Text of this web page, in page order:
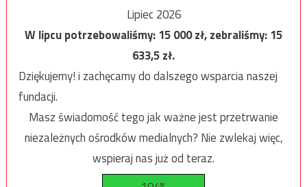
Lipiec 2026
W lipcu potrzebowaliśmy:15 000zł, zebraliśmy:15
633,5zł.
Dziękujemy! i zachęcamy do dalszego wsparcia naszej
fundacji.
Masz świadomość tego jak ważne jest przetrwanie
niezależnych ośrodków medialnych? Nie zwlekaj więc,
wspieraj nas już od teraz.